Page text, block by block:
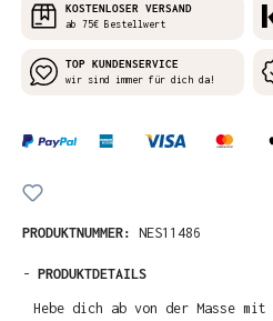
KOSTENLOSER VERSAND
ab 75€ Bestellwert
TOP KUNDENSERVICE
wir sind immer für dich da!
PRODUKTNUMMER: NES11486
- PRODUKTDETAILS
Hebe dich ab von der Masse